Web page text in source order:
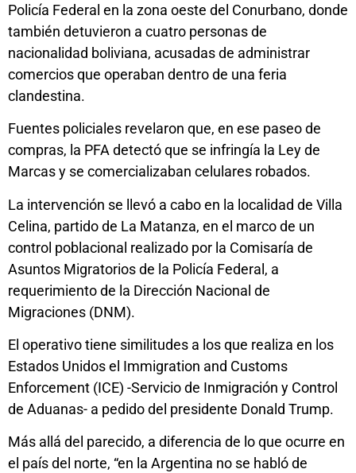
Policía Federal en la zona oeste del Conurbano, donde
también detuvieron a cuatro personas de
nacionalidad boliviana, acusadas de administrar
comercios que operaban dentro de una feria
clandestina.
Fuentes policiales revelaron que, en ese paseo de
compras, la PFA detectó que se infringía la Ley de
Marcas y se comercializaban celulares robados.
La intervención se llevó a cabo en la localidad de Villa
Celina, partido de La Matanza, en el marco de un
control poblacional realizado por la Comisaría de
Asuntos Migratorios de la Policía Federal, a
requerimiento de la Dirección Nacional de
Migraciones (DNM).
El operativo tiene similitudes a los que realiza en los
Estados Unidos el Immigration and Customs
Enforcement (ICE) -Servicio de Inmigración y Control
de Aduanas- a pedido del presidente Donald Trump.
Más allá del parecido, a diferencia de lo que ocurre en
el país del norte, “en la Argentina no se habló de